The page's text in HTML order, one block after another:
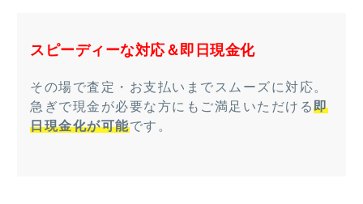
スピーディーな対応＆即日現金化
その場で査定・お支払いまでスムーズに対応。
急ぎで現金が必要な方にもご満足いただける即
日現金化が可能です。